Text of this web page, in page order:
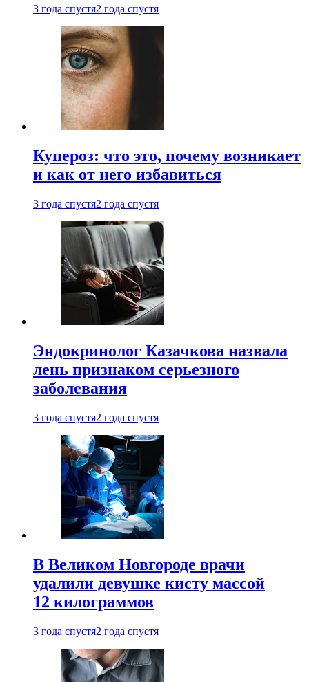
3 года спустя2 года спустя
Купероз: что это, почему возникает
и как от него избавиться
3 года спустя2 года спустя
Эндокринолог Казачкова назвала
лень признаком серьезного
заболевания
3 года спустя2 года спустя
В Великом Новгороде врачи
удалили девушке кисту массой
12 килограммов
3 года спустя2 года спустя